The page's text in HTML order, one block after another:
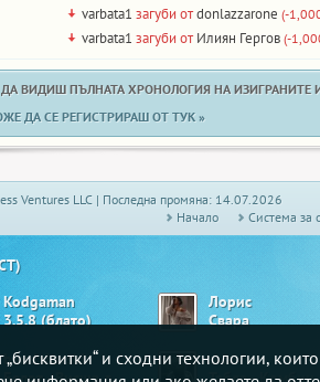
varbata1 загуби отdonlazzarone (-
varbata1 загуби от Илиян Гергов (-
ДА ВИДИШ ПЪЛНАТА ХРОНОЛОГИЯ НА ИЗИГРАНИТЕ
ДА СЕ РЕГИСТРИРАШ ОТ ТУК »
и сходни технологии,
Ventures LLC | Последна промяна: 14.07.2026
Начало
Системa за
Kodgaman
3.5.8 (блато)
Лорис
Свара
bandalovski
Белот - Висша лига
ssis
Табла